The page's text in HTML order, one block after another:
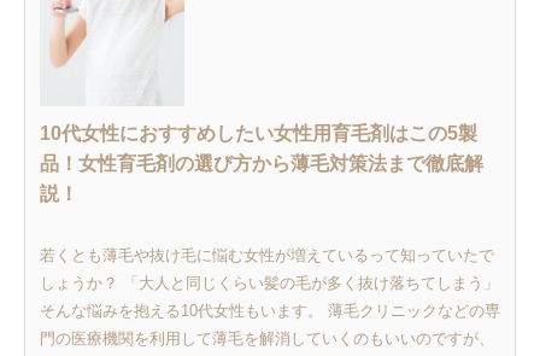
10代女性におすすめしたい女性用育毛剤はこの5製
品！女性育毛剤の選び方から薄毛対策法まで徹底解
説！
若くとも薄毛や抜け毛に悩む女性が増えているって知っていたで
しょうか？ 「大人と同じくらい髪の毛が多く抜け落ちてしまう」
そんな悩みを抱える10代女性もいます。 薄毛クリニックなどの専
門の医療機関を利用して薄毛を解消していくのもいいのですが、